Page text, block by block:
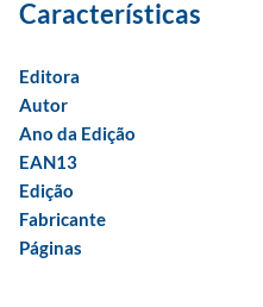
Editora
Autor
Ano da Edição
EAN13
Edição
Fabricante
Páginas